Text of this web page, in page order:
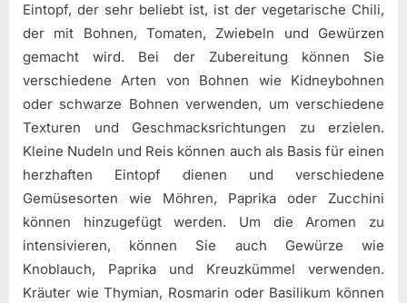
Eintopf, der sehr beliebt ist, ist der vegetarische Chili,
der mit Bohnen, Tomaten, Zwiebeln und Gewürzen
gemacht wird. Bei der Zubereitung können Sie
verschiedene Arten von Bohnen wie Kidneybohnen
oder schwarze Bohnen verwenden, um verschiedene
Texturen und Geschmacksrichtungen zu erzielen.
Kleine Nudeln und Reis können auch als Basis für einen
herzhaften Eintopf dienen und verschiedene
Gemüsesorten wie Möhren, Paprika oder Zucchini
können hinzugefügt werden. Um die Aromen zu
intensivieren, können Sie auch Gewürze wie
Knoblauch, Paprika und Kreuzkümmel verwenden.
Kräuter wie Thymian, Rosmarin oder Basilikum können